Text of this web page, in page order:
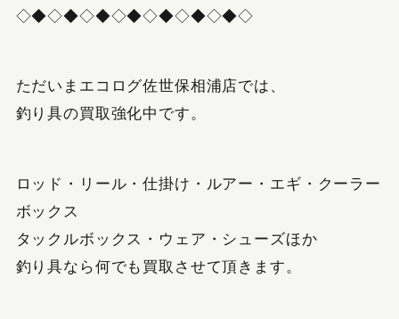
◇◆◇◆◇◆◇◆◇◆◇◆◇◆◇
ただいまエコログ佐世保相浦店では、
釣り具の買取強化中です。
ロッド・リール・仕掛け・ルアー・エギ・クーラー
ボックス
タックルボックス・ウェア・シューズほか
釣り具なら何でも買取させて頂きます。